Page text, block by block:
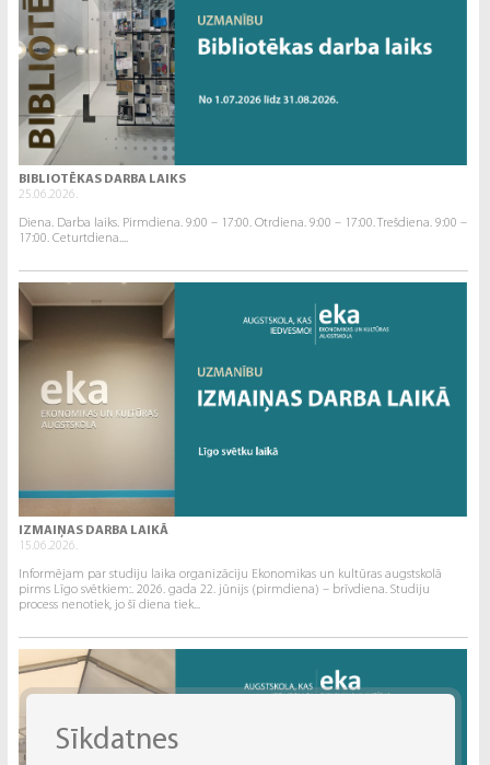
BIBLIOTĒKAS DARBA LAIKS
25.06.2026.
Diena. Darba laiks. Pirmdiena. 9:00 – 17:00. Otrdiena. 9:00 – 17:00. Trešdiena. 9:00 –
17:00. Ceturtdiena....
IZMAIŅAS DARBA LAIKĀ
15.06.2026.
Informējam par studiju laika organizāciju Ekonomikas un kultūras augstskolā
pirms Līgo svētkiem:. 2026. gada 22. jūnijs (pirmdiena) – brīvdiena. Studiju
process nenotiek, jo šī diena tiek...
Sīkdatnes